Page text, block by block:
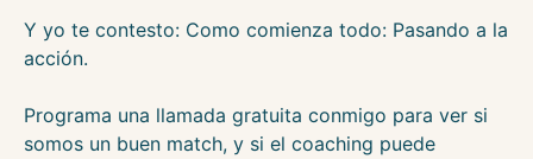
Y yo te contesto: Como comienza todo: Pasando a la
acción.
Programa una llamada gratuita conmigo para ver si
somos un buen match, y si el coaching puede